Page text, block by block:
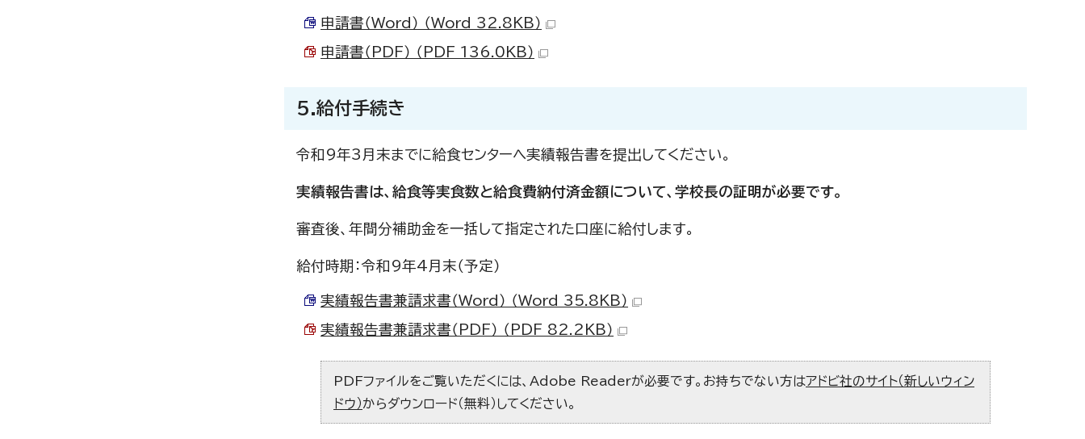
申請書（Word） （Word 32.8KB）
申請書（PDF） （PDF 136.0KB）
5.給付手続き
令和9年3月末までに給食センターへ実績報告書を提出してください。
実績報告書は、給食等実食数と給食費納付済金額について、学校長の証明が必要です。
審査後、年間分補助金を一括して指定された口座に給付します。
給付時期：令和9年4月末（予定）
実績報告書兼請求書（Word） （Word 35.8KB）
実績報告書兼請求書（PDF） （PDF 82.2KB）
PDFファイルをご覧いただくには、Adobe Readerが必要です。お持ちでない方はアドビ社のサイト（新しいウィン
ドウ）からダウンロード（無料）してください。